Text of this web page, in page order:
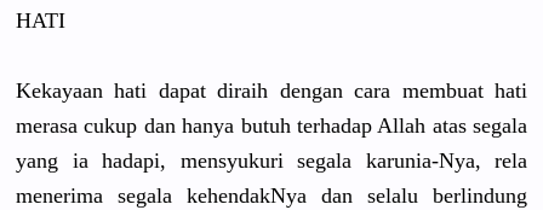
HATI
Kekayaan hati dapat diraih dengan cara membuat hati
merasa cukup dan hanya butuh terhadap Allah atas segala
yang ia hadapi, mensyukurisegala karunia-Nya, rela
menerima segala kehendakNya dan selalu berlindung